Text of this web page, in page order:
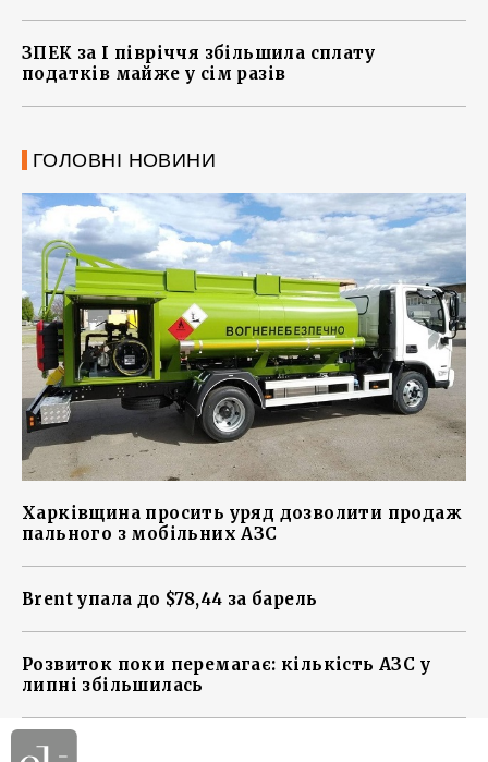
ЗПЕК за І півріччя збільшила сплату
податків майже у сім разів
ГОЛОВНІ НОВИНИ
Харківщина просить уряд дозволити продаж
пального з мобільних АЗС
Brent упала до $78,44 за барель
Розвиток поки перемагає: кількість АЗС у
липні збільшилась